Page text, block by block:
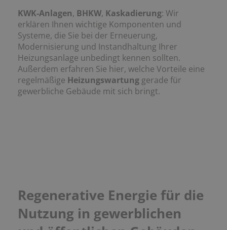
KWK-Anlagen, BHKW, Kaskadierung: Wir
erklären Ihnen wichtige Komponenten und
Systeme, die Sie bei der Erneuerung,
Modernisierung und Instandhaltung Ihrer
Heizungsanlage unbedingt kennen sollten.
Außerdem erfahren Sie hier, welche Vorteile eine
regelmäßige Heizungswartung gerade für
gewerbliche Gebäude mit sich bringt.
Regenerative Energie für die
Nutzung in gewerblichen